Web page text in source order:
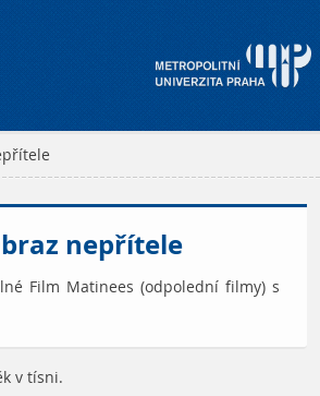
nepřítele
Film Matinees (odpolední filmy) s
v tísni.